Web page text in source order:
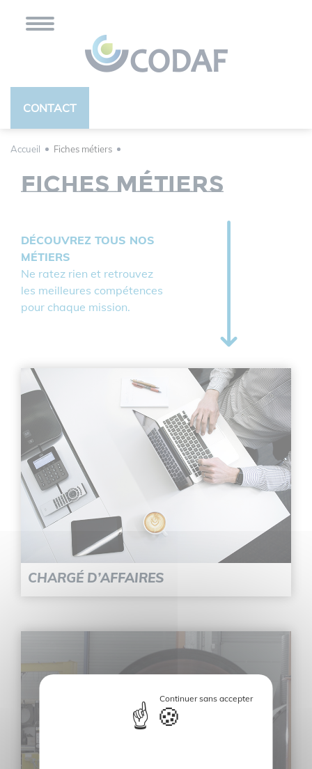
CONTACT
Accueil Fiches métiers
Fiches métiers
DÉCOUVREZ TOUS NOS
MÉTIERS
Ne ratez rien et retrouvez
les meilleures compétences
pour chaque mission.
CHARGÉ D’AFFAIRES